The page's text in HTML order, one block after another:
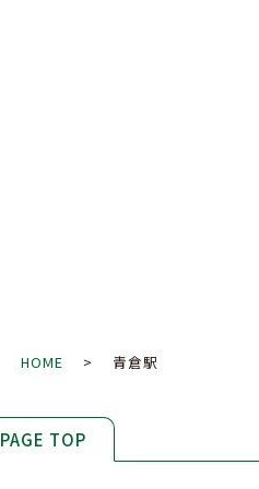
HOME > 青倉駅
PAGE TOP